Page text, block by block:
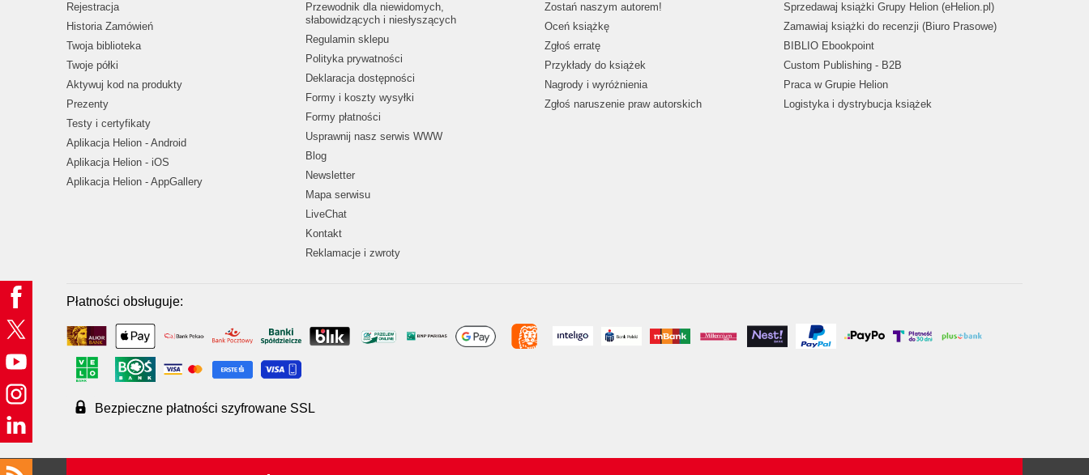
Rejestracja
Historia Zamówień
Twoja biblioteka
Twoje półki
Aktywuj kod na produkty
Prezenty
Testy i certyfikaty
Aplikacja Helion - Android
Aplikacja Helion - iOS
Aplikacja Helion - AppGallery
Przewodnik dla niewidomych,
słabowidzących i niesłyszących
Regulamin sklepu
Polityka prywatności
Deklaracja dostępności
Formy i koszty wysyłki
Formy płatności
Usprawnij nasz serwis WWW
Blog
Newsletter
Mapa serwisu
LiveChat
Kontakt
Reklamacje i zwroty
Zostań naszym autorem!
Oceń książkę
Zgłoś erratę
Przykłady do książek
Nagrody i wyróżnienia
Zgłoś naruszenie praw autorskich
Sprzedawaj książki Grupy Helion (eHelion.pl)
Zamawiaj książki do recenzji (Biuro Prasowe)
BIBLIO Ebookpoint
Custom Publishing - B2B
Praca w Grupie Helion
Logistyka i dystrybucja książek
Płatności obsługuje:
Bezpieczne płatności szyfrowane SSL